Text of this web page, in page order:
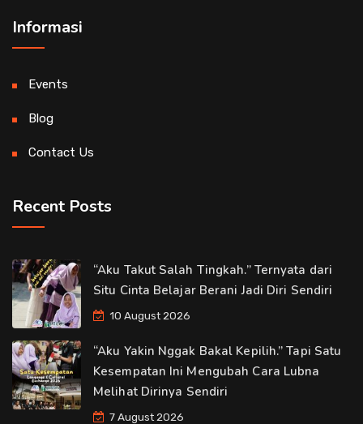
Informasi
Events
Blog
Contact Us
Recent Posts
“Aku Takut Salah Tingkah.” Ternyata dari
Situ Cinta Belajar Berani Jadi Diri Sendiri
10 August 2026
“Aku Yakin Nggak Bakal Kepilih.” Tapi Satu
Kesempatan Ini Mengubah Cara Lubna
Melihat Dirinya Sendiri
7 August 2026